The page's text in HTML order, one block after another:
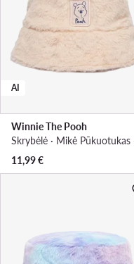
AI
Winnie The Pooh
11,99€